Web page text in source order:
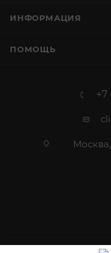
ИНФОРМАЦИЯ
ПОМОЩЬ
+7